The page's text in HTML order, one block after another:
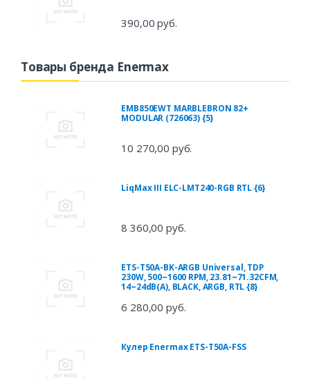
390,00 руб.
Товары бренда Enermax
EMB850EWT MARBLEBRON 82+
MODULAR (726063) {5}
10 270,00 руб.
LiqMax III ELC-LMT240-RGB RTL {6}
8 360,00 руб.
ETS-T50A-BK-ARGB Universal, TDP
230W, 500~1600 RPM, 23.81~71.32CFM,
14~24dB(A), BLACK, ARGB, RTL {8}
6 280,00 руб.
Кулер Enermax ETS-T50A-FSS